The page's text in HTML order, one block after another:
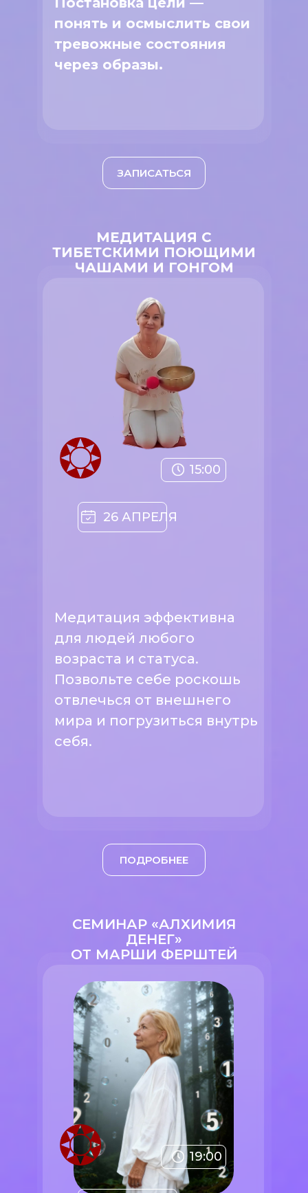
понять и осмыслить свои
тревожные состояния
через образы.
ЗАПИСАТЬСЯ
Медитация эффективна
для людей любого
возраста и статуса.
Позвольте себе роскошь
отвлечься от внешнего
мира и погрузиться внутрь
себя.
26 АПРЕЛЯ
МЕДИТАЦИЯ С
ТИБЕТСКИМИ ПОЮЩИМИ
ЧАШАМИ И ГОНГОМ
ПОДРОБНЕЕ
15:00
СЕМИНАР «АЛХИМИЯ
ДЕНЕГ»
ОТ МАРШИ ФЕРШТЕЙ
19:00